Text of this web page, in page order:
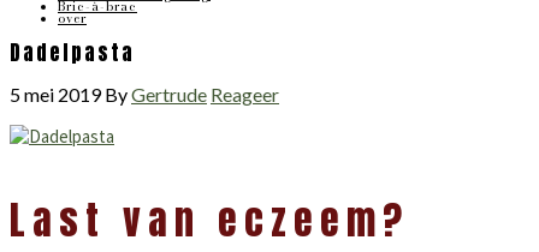
Bric-à-brac
over
Dadelpasta
5 mei 2019ByGertrude Reageer
Interacties
Last van eczeem?